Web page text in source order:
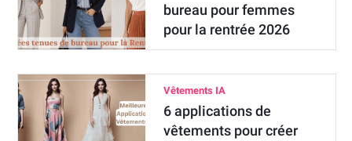
bureau pour femmes
pour la rentrée 2026
Vêtements IA
6 applications de
vêtements pour créer